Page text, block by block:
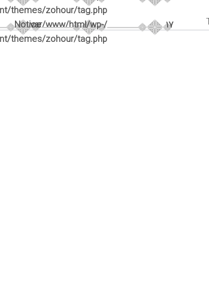
themes/zohour/tag.php
Notice/var/www/html/wp-
themes/zohour/tag.php
17